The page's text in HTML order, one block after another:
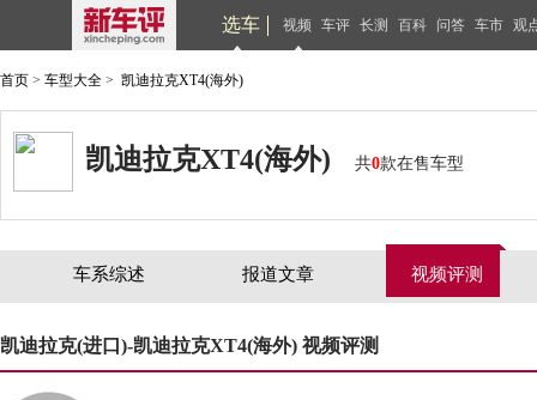
选车 视频 车评 长测 百科 问答 车市 观
首页 > 车型大全 > 凯迪拉克XT4(海外)
凯迪拉克XT4(海外) 共0款在售车型
车系综述 报道文章 视频评测
凯迪拉克(进口)-凯迪拉克XT4(海外) 视频评测